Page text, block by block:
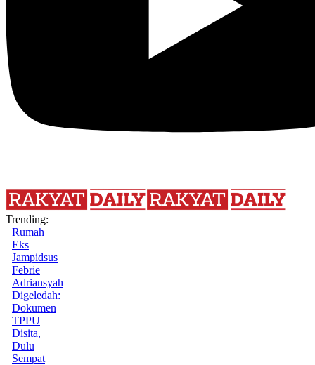
Trending:
Rumah
Eks
Jampidsus
Febrie
Adriansyah
Digeledah:
Dokumen
TPPU
Disita,
Dulu
Sempat